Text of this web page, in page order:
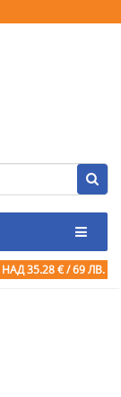
НАД 35.28 € / 69 ЛВ.